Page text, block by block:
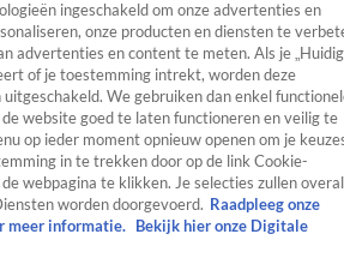
Entertainment TV Algemeen
Tip
SpraakmakendRealityCrimeVideo's
leven van André Hazes
ingeschakeld om onze advertenties en
onze producten en diensten te
advertenties en content te meten. Als je
of je toestemming intrekt, worden deze
We gebruiken dan enkel
website goed te laten functioneren en veilig te
op ieder moment opnieuw openen om je
in te trekken door op de link Cookie-
webpagina te klikken. Je selecties zullen overal
worden doorgevoerd. Raadpleeg onze
meer informatie.
Bekijk hier onze Digitale